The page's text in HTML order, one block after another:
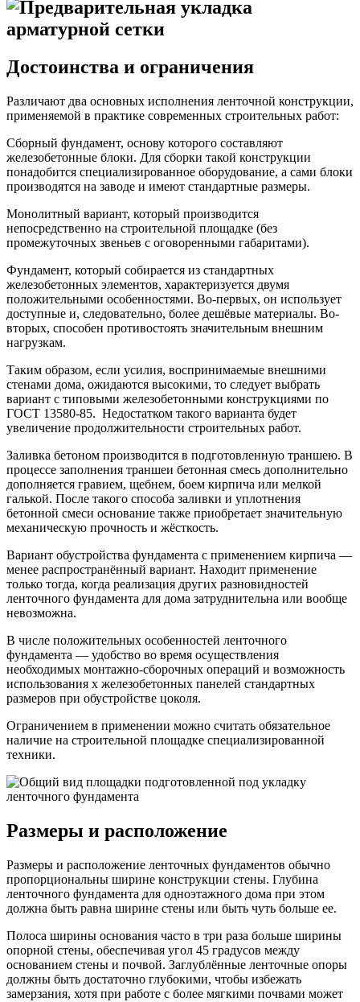
Достоинства и ограничения
Различают два основных исполнения ленточной конструкции,
применяемой в практике современных строительных работ:
Сборный фундамент, основу которого составляют
железобетонные блоки. Для сборки такой конструкции
понадобится специализированное оборудование, а сами блоки
производятся на заводе и имеют стандартные размеры.
Монолитный вариант, который производится
непосредственно на строительной площадке (без
промежуточных звеньев с оговоренными габаритами).
Фундамент, который собирается из стандартных
железобетонных элементов, характеризуется двумя
положительными особенностями. Во-первых, он использует
доступные и, следовательно, более дешёвые материалы. Во-
вторых, способен противостоять значительным внешним
нагрузкам.
Таким образом, если усилия, воспринимаемые внешними
стенами дома, ожидаются высокими, то следует выбрать
вариант с типовыми железобетонными конструкциями по
ГОСТ 13580-85. Недостатком такого варианта будет
увеличение продолжительности строительных работ.
Заливка бетоном производится в подготовленную траншею. В
процессе заполнения траншеи бетонная смесь дополнительно
дополняется гравием, щебнем, боем кирпича или мелкой
галькой. После такого способа заливки и уплотнения
бетонной смеси основание также приобретает значительную
механическую прочность и жёсткость.
Вариант обустройства фундамента с применением кирпича —
менее распространённый вариант. Находит применение
только тогда, когда реализация других разновидностей
ленточного фундамента для дома затруднительна или вообще
невозможна.
В числе положительных особенностей ленточного
фундамента — удобство во время осуществления
необходимых монтажно-сборочных операций и возможность
использования х железобетонных панелей стандартных
размеров при обустройстве цоколя.
Ограничением в применении можно считать обязательное
наличие на строительной площадке специализированной
техники.
Размеры и расположение
Размеры и расположение ленточных фундаментов обычно
пропорциональны ширине конструкции стены. Глубина
ленточного фундамента для одноэтажного дома при этом
должна быть равна ширине стены или быть чуть больше ее.
Полоса ширины основания часто в три раза больше ширины
опорной стены, обеспечивая угол 45 градусов между
основанием стены и почвой. Заглублённые ленточные опоры
должны быть достаточно глубокими, чтобы избежать
замерзания, хотя при работе с более мягкими почвами может